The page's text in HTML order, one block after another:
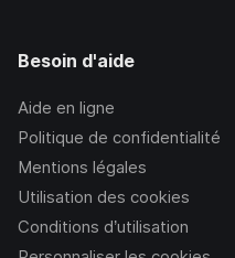
Besoin d'aide
Aide en ligne
Politique de confidentialité
Mentions légales
Utilisation des cookies
Conditions d’utilisation